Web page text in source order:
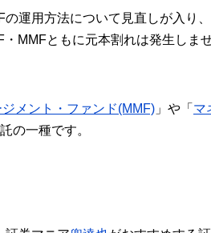
の運用方法について見直しが入り
MMFともに元本割れは発生しま
メント・ファンド(MMF) 」や「 マ
の一種です。